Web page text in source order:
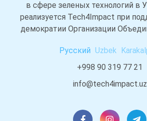
в сфере зеленых технологий в
реализуется Tech4Impact при
демократии Организации
Русский Uzbek
+998 90 319 77 21
info@tech4impact.uz